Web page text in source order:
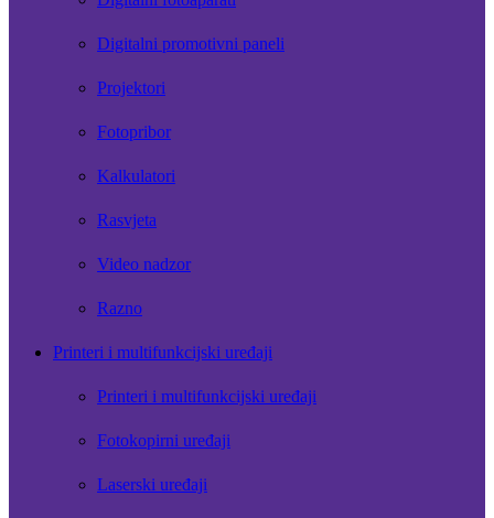
Digitalni promotivni paneli
Projektori
Fotopribor
Kalkulatori
Rasvjeta
Video nadzor
Razno
Printeri i multifunkcijski uređaji
Printeri i multifunkcijski uređaji
Fotokopirni uređaji
Laserski uređaji